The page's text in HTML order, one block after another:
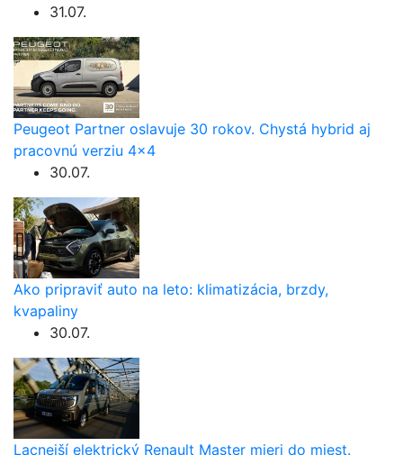
31.07.
Peugeot Partner oslavuje 30 rokov. Chystá hybrid aj
pracovnú verziu 4×4
30.07.
Ako pripraviť auto na leto: klimatizácia, brzdy,
kvapaliny
30.07.
Lacnejší elektrický Renault Master mieri do miest.